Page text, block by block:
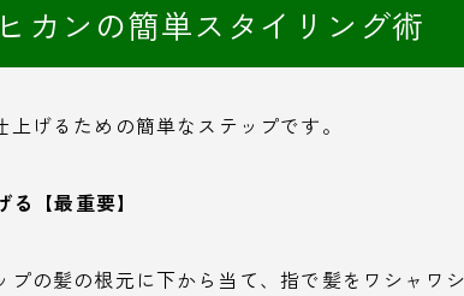
カンの簡単スタイリング術
げるための簡単なステップです。
【最重要】
の髪の根元に下から当て、指で髪をワシャワ